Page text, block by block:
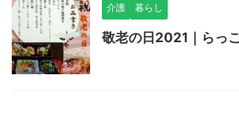
介護 暮らし
敬老の日2021｜らっこ